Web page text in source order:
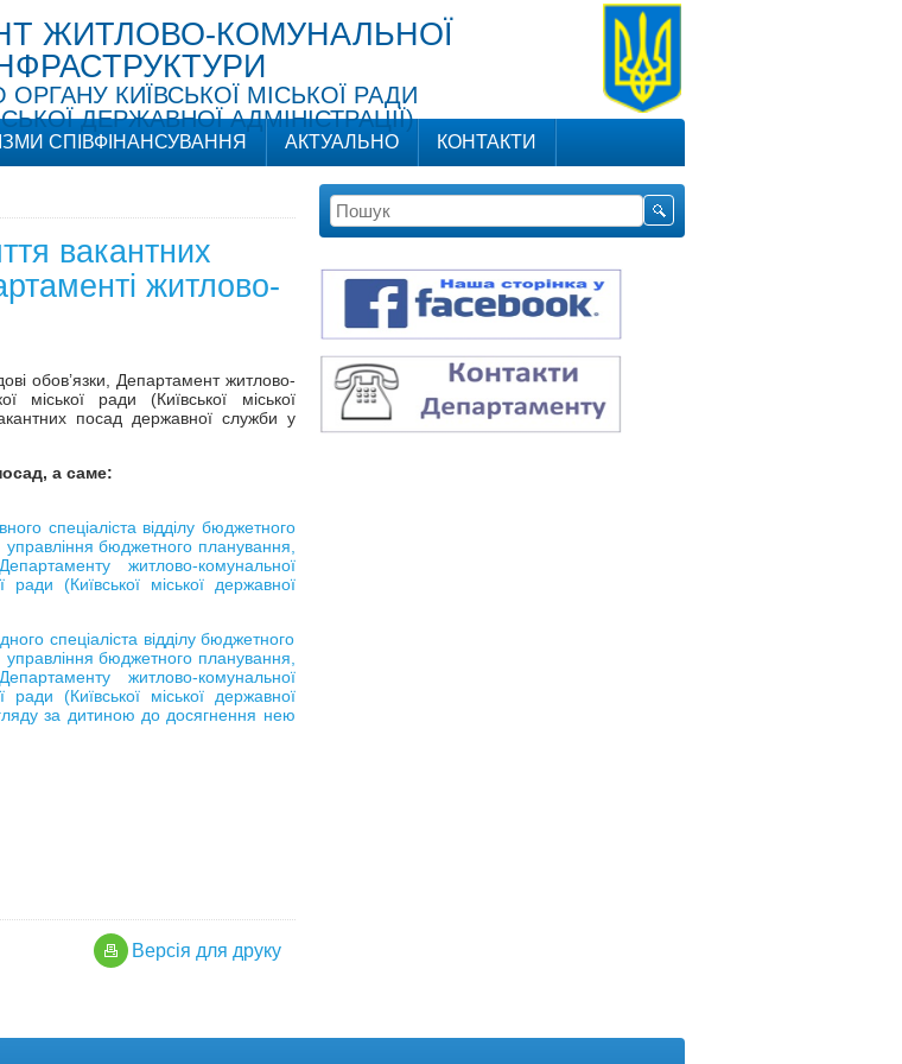
ЖИТЛОВО-КОМУНАЛЬНОЇ
КИЇВСЬКОЇ МІСЬКОЇ РАДИ
ДЕРЖАВНОЇ АДМІНІСТРАЦІЇ)
СПІВФІНАНСУВАННЯ АКТУАЛЬНО КОНТАКТИ
вакантних
житлово-
обов’язки, Департамент житлово-
міської ради (Київської міської
посад державної служби у
а саме:
спеціаліста відділу бюджетного
бюджетного планування,
житлово-комунальної
ради (Київської міської державної
спеціаліста відділу бюджетного
бюджетного планування,
житлово-комунальної
ради (Київської міської державної
за дитиною до досягнення нею
Версiя для друку